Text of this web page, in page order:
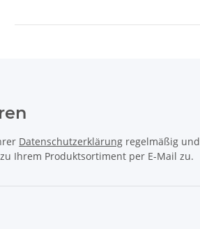
Datenschutzerklärung regelmäßig und
Ihrem Produktsortiment per E-Mail zu.